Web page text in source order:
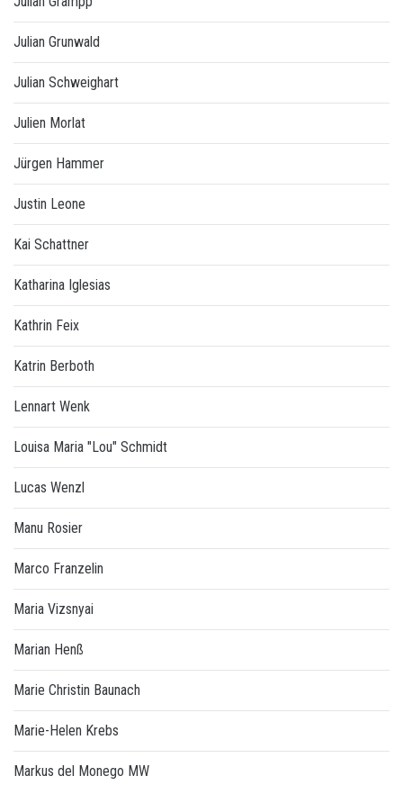
Julian Grunwald
Julian Schweighart
Julien Morlat
Jürgen Hammer
Justin Leone
Kai Schattner
Katharina Iglesias
Kathrin Feix
Katrin Berboth
Lennart Wenk
Louisa Maria "Lou" Schmidt
Lucas Wenzl
Manu Rosier
Marco Franzelin
Maria Vizsnyai
Marian Henß
Marie Christin Baunach
Marie-Helen Krebs
Markus del Monego MW